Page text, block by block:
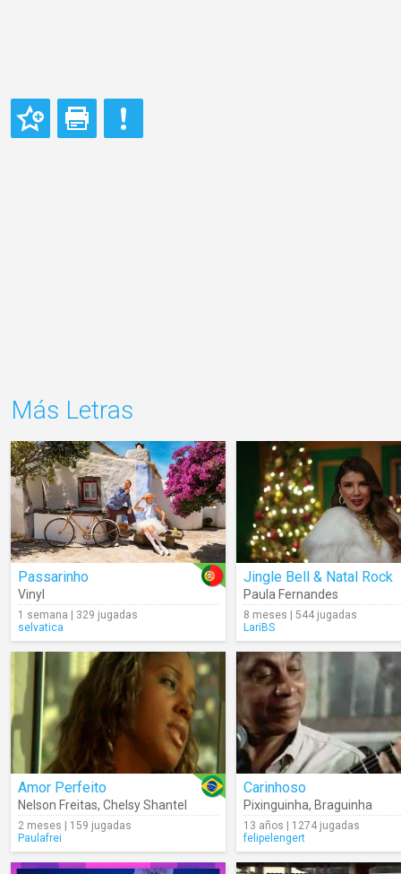
Más Letras
Passarinho
Vinyl
1 semana | 329 jugadas
selvatica
Jingle Bell & Natal Rock
Paula Fernandes
8 meses | 544 jugadas
LariBS
Amor Perfeito
Nelson Freitas, Chelsy Shantel
2 meses | 159 jugadas
Paulafrei
Carinhoso
Pixinguinha, Braguinha
13 años | 1274 jugadas
felipelengert